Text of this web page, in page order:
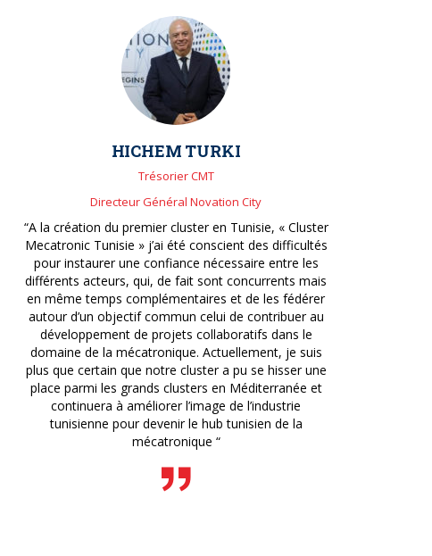
HICHEM TURKI
Trésorier CMT
Directeur Général Novation City
“A la création du premier cluster en Tunisie, « Cluster
Mecatronic Tunisie » j’ai été conscient des difficultés
pour instaurer une confiance nécessaire entre les
différents acteurs, qui, de fait sont concurrents mais
en même temps complémentaires et de les fédérer
autour d’un objectif commun celui de contribuer au
développement de projets collaboratifs dans le
domaine de la mécatronique. Actuellement, je suis
plus que certain que notre cluster a pu se hisser une
place parmi les grands clusters en Méditerranée et
continuera à améliorer l’image de l’industrie
tunisienne pour devenir le hub tunisien de la
mécatronique “